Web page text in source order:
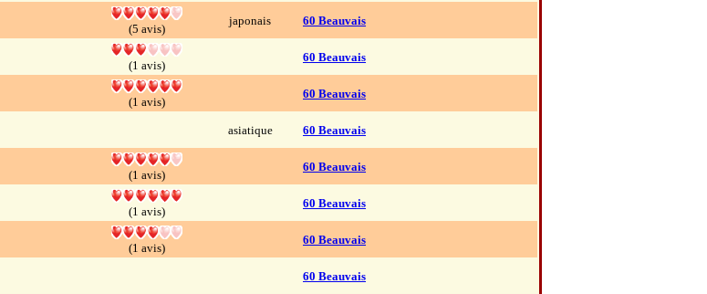
(5 avis)
japonais 60 Beauvais
(1 avis)
60 Beauvais
(1 avis)
60 Beauvais
asiatique 60 Beauvais
(1 avis)
60 Beauvais
(1 avis)
60 Beauvais
(1 avis)
60 Beauvais
60 Beauvais